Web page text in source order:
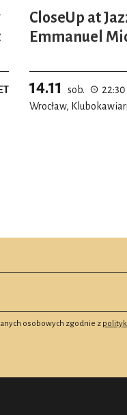
CloseUp at
Emmanuel
14.11 sob.
22:30
Wrocław,
osobowych zgodnie z